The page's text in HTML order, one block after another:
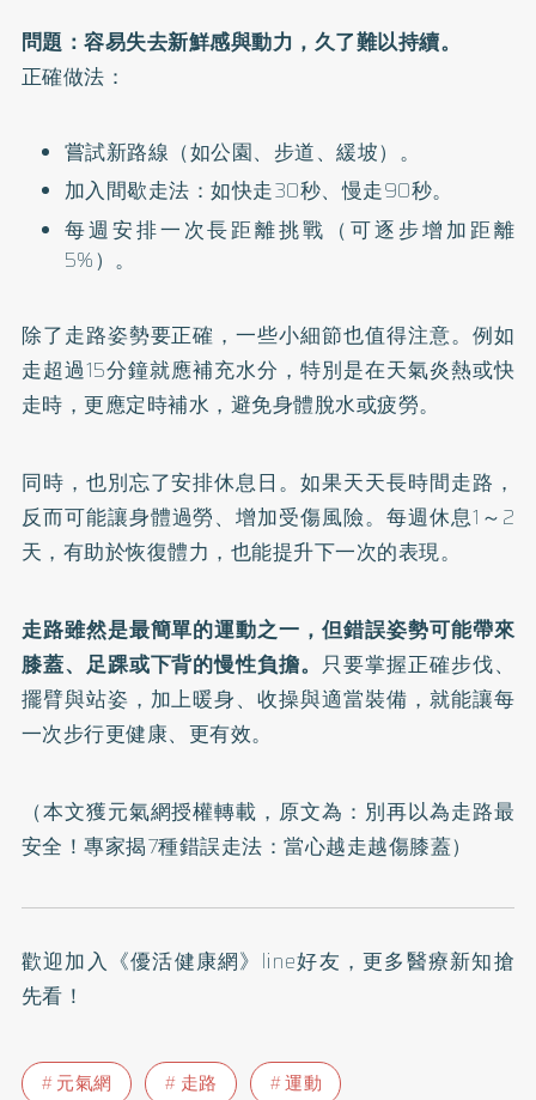
問題：容易失去新鮮感與動力，久了難以持續。
正確做法：
嘗試新路線（如公園、步道、緩坡）。
加入間歇走法：如快走30秒、慢走90秒。
每週安排一次長距離挑戰（可逐步增加距離
5%）。
除了走路姿勢要正確，一些小細節也值得注意。例如
走超過15分鐘就應補充水分，特別是在天氣炎熱或快
走時，更應定時補水，避免身體脫水或疲勞。
同時，也別忘了安排休息日。如果天天長時間走路，
反而可能讓身體過勞、增加受傷風險。每週休息1～2
天，有助於恢復體力，也能提升下一次的表現。
走路雖然是最簡單的運動之一，但錯誤姿勢可能帶來
膝蓋、足踝或下背的慢性負擔。 只要掌握正確步伐、
擺臂與站姿，加上暖身、收操與適當裝備，就能讓每
一次步行更健康、更有效。
（本文獲元氣網授權轉載，原文為： 別再以為走路最
安全！專家揭7種錯誤走法：當心越走越傷膝蓋）
歡迎加入 《優活健康網》line好友 ，更多醫療新知搶
先看！
元氣網 走路
運動